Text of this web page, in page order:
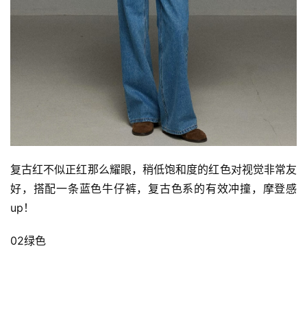
复古红不似正红那么耀眼，稍低饱和度的红色对视觉非常友
好，搭配一条蓝色牛仔裤，复古色系的有效冲撞，摩登感
up！
02绿色